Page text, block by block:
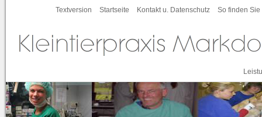
Textversion Startseite Kontakt u. Datenschutz So finden Sie